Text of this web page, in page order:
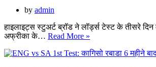
रन
की
थे,
एंग्जाइटी
का
हुए
शिकार,
by admin
हाइलाइट्स स्टुअर्ट ब्रॉड ने लॉर्ड्स टेस्ट के तीसरे
अफ्रीका के… Read More »
SA: